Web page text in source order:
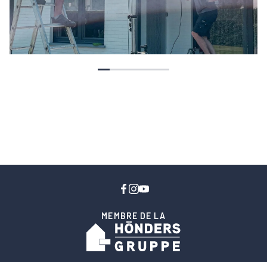
MEMBRE DE LA